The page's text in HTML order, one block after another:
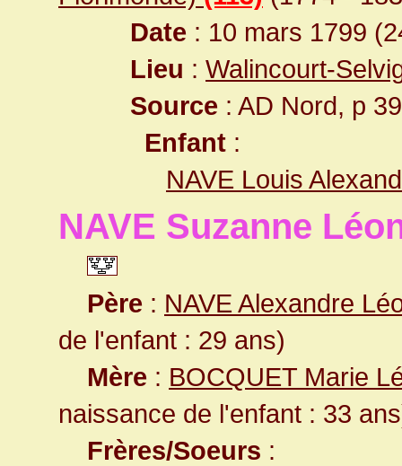
Date : 10 mars 1799
Lieu : Walincourt-
Source : AD Nord, p
Enfant :
NAVE Louis
NAVE Suzanne
Père : NAVE Alexandre
de l'enfant : 29 ans)
Mère : BOCQUET Marie
naissance de l'enfant : 33
Frères/Soeurs :